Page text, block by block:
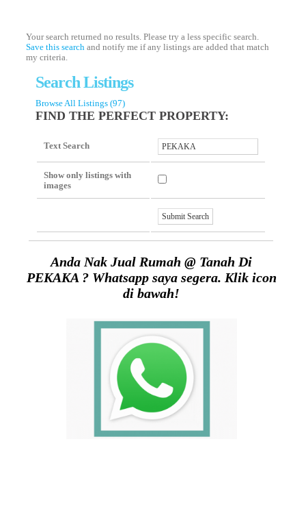
Your search returned no results. Please try a less specific search.
Save this search and notify me if any listings are added that match
my criteria.
Search Listings
Browse All Listings (97)
FIND THE PERFECT PROPERTY:
Text Search
Show only listings with
images
Anda Nak Jual Rumah @ Tanah Di
PEKAKA ? Whatsapp saya segera. Klik icon
di bawah!